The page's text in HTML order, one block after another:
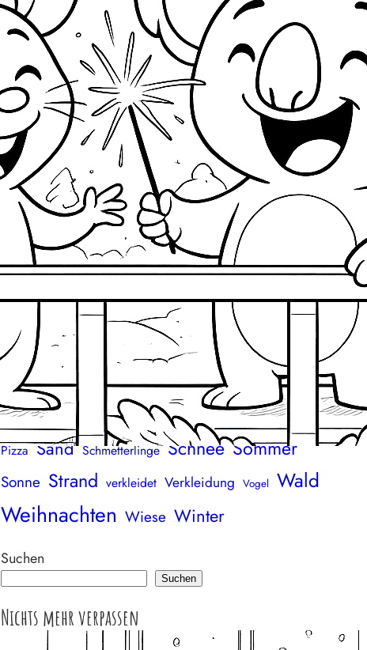
Aaaaaw die sind ja süß!
direkt runtergeladen die süßen Mäuschen
Susi zuVideo: Vampir-Panda mit Buntstift
ausmalen
29. Oktober 2025
Wirklich süß, wie ihr beiden an dem Bild malt
und euch gegenseitig neckt. Ich wünsche euch
ein schönes Halloween!
Suchen & finden
Blumen Blüten Buntstift
Eichhörnchen Familie Frühling Halloween
Hase Haus Herz Katze Kind Kürbis
Mandala Marker Maus Meer Mutter Mädchen
Mäuse Ornament Osterei Osterhase Ostern Panda
Pizza Sand Schmetterlinge Schnee Sommer
Sonne Strand verkleidet Verkleidung Vogel Wald
Weihnachten Wiese Winter
Suchen
Suchen
Nichts mehr verpassen